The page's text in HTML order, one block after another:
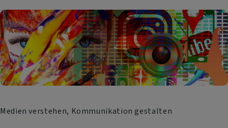
Medien verstehen, Kommunikation gestalten